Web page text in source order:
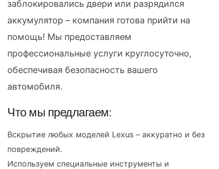
заблокировались двери или разрядился
аккумулятор – компания готова прийти на
помощь! Мы предоставляем
профессиональные услуги круглосуточно,
обеспечивая безопасность вашего
автомобиля.
Что мы предлагаем:
Вскрытие любых моделей Lexus – аккуратно и без
повреждений.
Используем специальные инструменты и